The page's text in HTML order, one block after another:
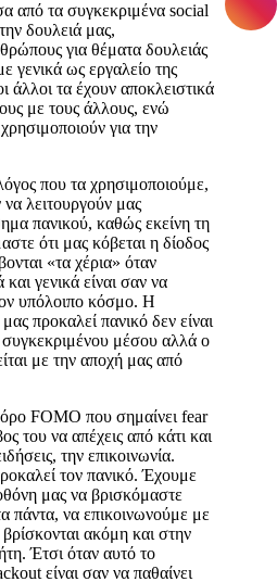
από τα συγκεκριμένα social
δουλειά μας,
για θέματα δουλειάς
γενικά ως εργαλείο της
άλλοι τα έχουν αποκλειστικά
με τους άλλους, ενώ
για την
που τα χρησιμοποιούμε,
λειτουργούν μας
πανικού, καθώς εκείνη τη
ότι μας κόβεται η δίοδος
«τα χέρια» όταν
και γενικά είναι σαν να
υπόλοιπο κόσμο. Η
προκαλεί πανικό δεν είναι
μέσου αλλά ο
με την αποχή μας από
όρο FOMO που σημαίνει fear
του να απέχεις από κάτι και
την επικοινωνία.
τον πανικό. Έχουμε
μας να βρισκόμαστε
πάντα, να επικοινωνούμε με
ακόμη και στην
Έτσι όταν αυτό το
είναι σαν να παθαίνει